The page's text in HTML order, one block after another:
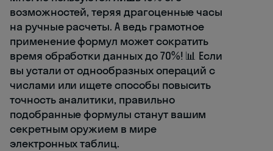
возможностей, теряя драгоценные часы
на ручные расчеты. А ведь грамотное
применение формул может сократить
время обработки данных до 70%! 📊 Если
вы устали от однообразных операций с
числами или ищете способы повысить
точность аналитики, правильно
подобранные формулы станут вашим
секретным оружием в мире
электронных таблиц.